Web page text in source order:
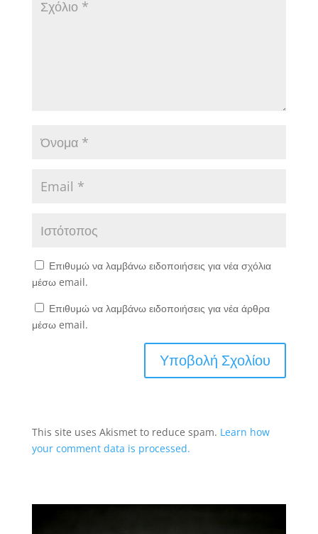
Επιθυμώ να λαμβάνω ειδοποιήσεις για νέα σχόλια
μέσω email.
Επιθυμώ να λαμβάνω ειδοποιήσεις για νέα άρθρα
μέσω email.
This site uses Akismet to reduce spam. Learn how
your comment data is processed.